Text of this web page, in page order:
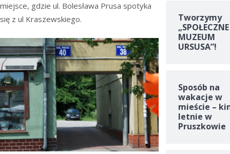
miejsce, gdzie ul. Bolesława Prusa spotyka
się z ul Kraszewskiego.
Tworzymy
„SPOŁECZNE
MUZEUM
URSUSA”!
Sposób na
wakacje w
mieście –
letnie w
Pruszkowie